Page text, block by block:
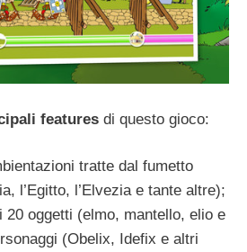
features di questo gioco:
tratte dal fumetto
l’Egitto, l’Elvezia e tante altre);
20 oggetti (elmo, mantello, elio e
(Obelix, Idefix e altri